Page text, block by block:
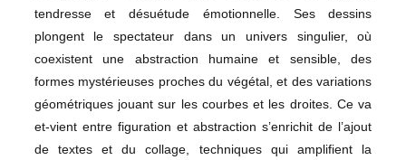
tendresse et désuétude émotionnelle. Ses dessins
plongent le spectateur dans un univers singulier, où
coexistent une abstraction humaine et sensible, des
formes mystérieuses proches du végétal, et des variations
géométriques jouant sur les courbes et les droites. Ce va
et-vient entre figuration et abstraction s’enrichit de l’ajout
de textes et du collage, techniques qui amplifient la